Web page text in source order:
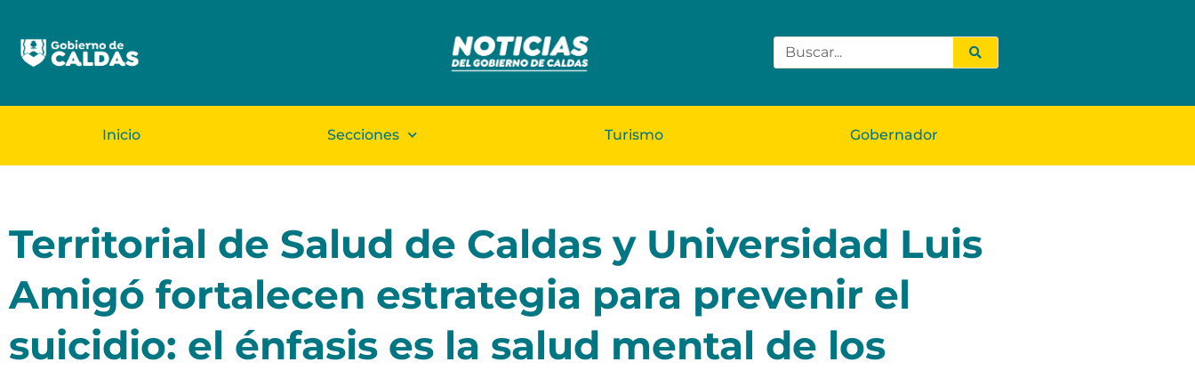
Inicio Secciones Turismo Gobernador
Territorial de Salud de Caldas y Universidad Luis
Amigó fortalecen estrategia para prevenir el
suicidio: el énfasis es la salud mental de los